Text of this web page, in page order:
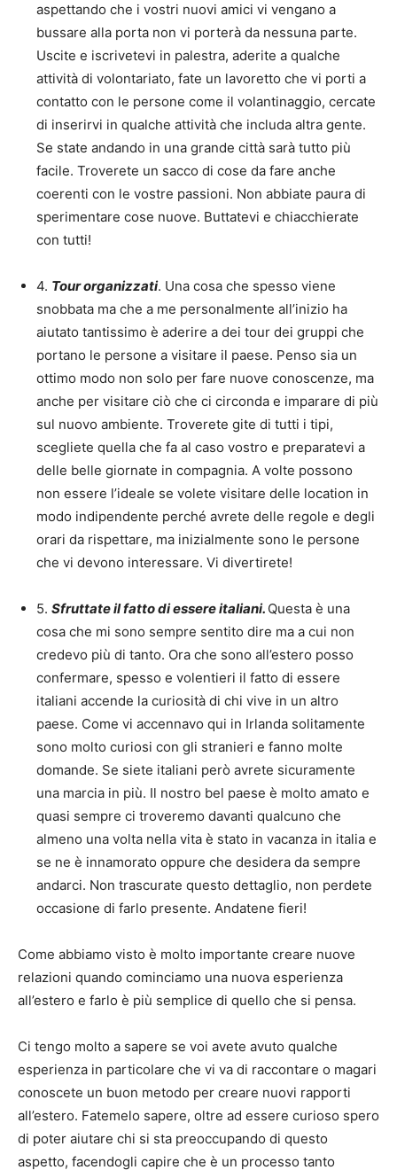
aspettando che i vostri nuovi amici vi vengano a
bussare alla porta non vi porterà da nessuna parte.
Uscite e iscrivetevi in palestra, aderite a qualche
attività di volontariato, fate un lavoretto che vi porti a
contatto con le persone come il volantinaggio, cercate
di inserirvi in qualche attività che includa altra gente.
Se state andando in una grande città sarà tutto più
facile. Troverete un sacco di cose da fare anche
coerenti con le vostre passioni. Non abbiate paura di
sperimentare cose nuove. Buttatevi e chiacchierate
con tutti!
4. Tour organizzati. Una cosa che spesso viene
snobbata ma che a me personalmente all’inizio ha
aiutato tantissimo è aderire a dei tour dei gruppi che
portano le persone a visitare il paese. Penso sia un
ottimo modo non solo per fare nuove conoscenze, ma
anche per visitare ciò che ci circonda e imparare di più
sul nuovo ambiente. Troverete gite di tutti i tipi,
scegliete quella che fa al caso vostro e preparatevi a
delle belle giornate in compagnia. A volte possono
non essere l’ideale se volete visitare delle location in
modo indipendente perché avrete delle regole e degli
orari da rispettare, ma inizialmente sono le persone
che vi devono interessare. Vi divertirete!
5. Sfruttate il fatto di essere italiani. Questa è una
cosa che mi sono sempre sentito dire ma a cui non
credevo più di tanto. Ora che sono all’estero posso
confermare, spesso e volentieri il fatto di essere
italiani accende la curiosità di chi vive in un altro
paese. Come vi accennavo qui in Irlanda solitamente
sono molto curiosi con gli stranieri e fanno molte
domande. Se siete italiani però avrete sicuramente
una marcia in più. Il nostro bel paese è molto amato e
quasi sempre ci troveremo davanti qualcuno che
almeno una volta nella vita è stato in vacanza in italia e
se ne è innamorato oppure che desidera da sempre
andarci. Non trascurate questo dettaglio, non perdete
occasione di farlo presente. Andatene fieri!
Come abbiamo visto è molto importante creare nuove
relazioni quando cominciamo una nuova esperienza
all’estero e farlo è più semplice di quello che si pensa.
Ci tengo molto a sapere se voi avete avuto qualche
esperienza in particolare che vi va di raccontare o magari
conoscete un buon metodo per creare nuovi rapporti
all’estero. Fatemelo sapere, oltre ad essere curioso spero
di poter aiutare chi si sta preoccupando di questo
aspetto, facendogli capire che è un processo tanto